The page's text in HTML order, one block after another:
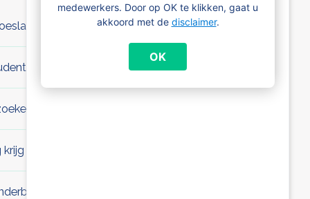
medewerkers. Door op OK te klikken, gaat u
akkoord met de disclaimer.
OK
voor mijn kind met een handicap?
hoe zit de vork in de steel?
schoolverlater
ik?
betaald?